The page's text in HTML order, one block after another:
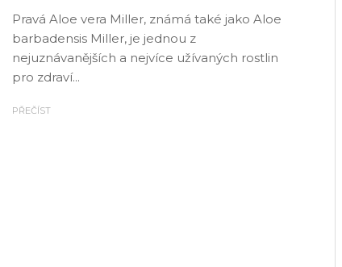
Pravá Aloe vera Miller, známá také jako Aloe
barbadensis Miller, je jednou z
nejuznávanějších a nejvíce užívaných rostlin
pro zdraví...
PŘEČÍST